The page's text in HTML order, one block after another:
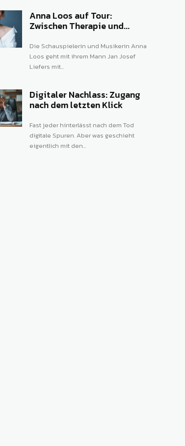
Anna Loos auf Tour:
Zwischen Therapie und...
Die Schauspielerin und Musikerin Anna
Loos geht mit ihrem Mann Jan Josef
Liefers mit...
Digitaler Nachlass: Zugang
nach dem letzten Klick
Fast jeder hinterlässt nach dem Tod
digitale Spuren. Aber was geschieht
eigentlich mit den...